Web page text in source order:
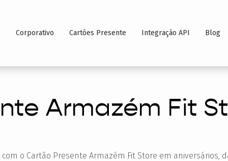
Corporativo Cartões Presente Integração API Blog
Armazém Fit
o Cartão Presente Armazém Fit Store em aniversários,